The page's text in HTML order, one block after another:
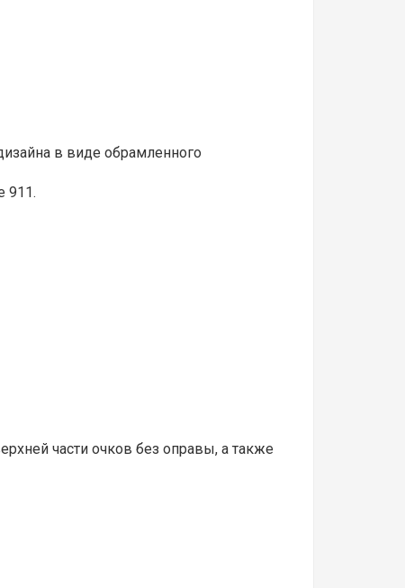
в виде обрамленного
911.
части очков без оправы, а также